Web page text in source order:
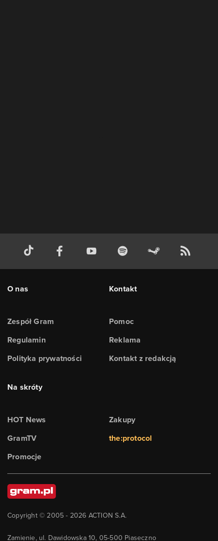
O nas
Zespół Gram
Regulamin
Polityka prywatności
Kontakt
Pomoc
Reklama
Kontakt z redakcją
Na skróty
HOT News
GramTV
Promocje
Zakupy
the:protocol
Copyright © 2005 - 2026 ACTION S.A.
Zamienie, ul. Dawidowska 10, 05-500 Piaseczno